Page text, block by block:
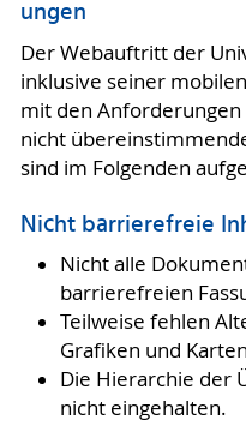
ungen
Der Webauftritt der
inklusive seiner
mit den Anforderungen
nicht
sind im Folgenden
Nicht barrierefreie
Nicht alle
barrierefreien
Teilweise fehlen
Grafiken und
Die Hierarchie der
nicht eingehalten.